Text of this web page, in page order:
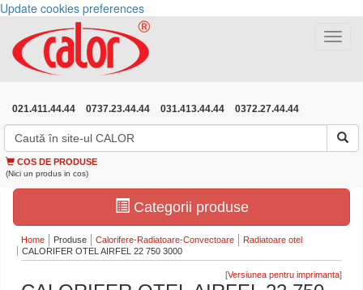
Update cookies preferences
Toggle
021.411.44.44 0737.23.44.44 031.413.44.44 0372.27.44.44
COS DE PRODUSE
(Nici un produs in cos)
Categorii produse
Home Produse Calorifere-Radiatoare-Convectoare
Radiatoare otel
CALORIFER OTEL AIRFEL 22 750 3000
[ ]